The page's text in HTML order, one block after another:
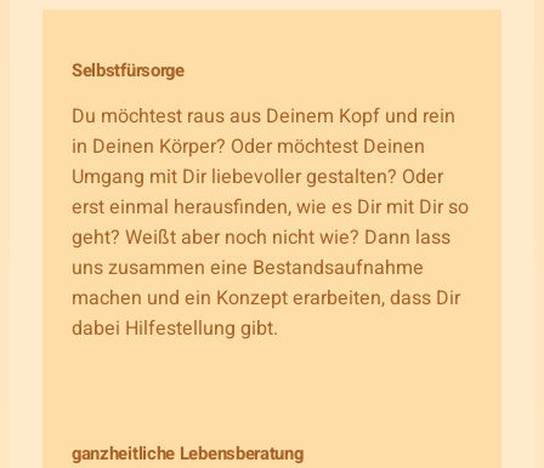
Selbstfürsorge
Du möchtest raus aus Deinem Kopf und rein
in Deinen Körper? Oder möchtest Deinen
Umgang mit Dir liebevoller gestalten? Oder
erst einmal herausfinden, wie es Dir mit Dir so
geht? Weißt aber noch nicht wie? Dann lass
uns zusammen eine Bestandsaufnahme
machen und ein Konzept erarbeiten, dass Dir
dabei Hilfestellung gibt.
ganzheitliche Lebensberatung